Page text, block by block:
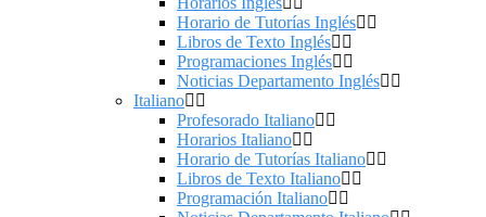
Horario de Tutorías Inglés
Libros de Texto Inglés
Programaciones Inglés
Noticias Departamento Inglés
Italiano
Profesorado Italiano
Horarios Italiano
Horario de Tutorías Italiano
Libros de Texto Italiano
Programación Italiano